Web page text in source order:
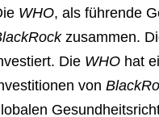
WHO, als führende
zusammen.
Die WHOhat
von